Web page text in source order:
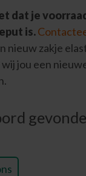
dat je
is.
nieuw zakje
jou een